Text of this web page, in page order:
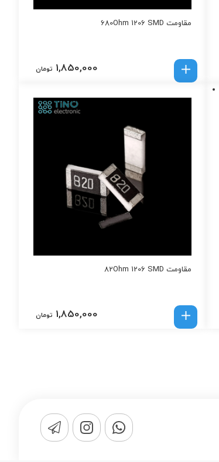
مقاومت 680Ohm 1206 SMD
1,850,000 تومان
مقاومت 82Ohm 1206 SMD
1,850,000 تومان